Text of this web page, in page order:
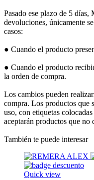
Pasado ese plazo de 5
devoluciones, únicamente
casos:
● Cuando el producto
● Cuando el producto
la orden de compra.
Los cambios pueden
compra. Los productos que
uso, con etiquetas
aceptarán productos que no
También te puede interesar
Quick view